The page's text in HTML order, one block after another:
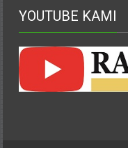
Progo,
Balikpapan,
Pusat,
Tanggerang,
Purworejo,
YOUTUBE KAMI